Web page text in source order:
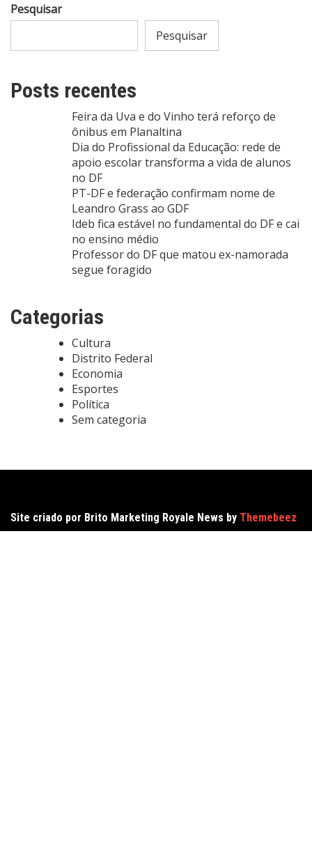
Pesquisar
Pesquisar
Posts recentes
Feira da Uva e do Vinho terá reforço de
ônibus em Planaltina
Dia do Profissional da Educação: rede de
apoio escolar transforma a vida de alunos
no DF
PT-DF e federação confirmam nome de
Leandro Grass ao GDF
Ideb fica estável no fundamental do DF e cai
no ensino médio
Professor do DF que matou ex-namorada
segue foragido
Categorias
Cultura
Distrito Federal
Economia
Esportes
Política
Sem categoria
Site criado por Brito Marketing Royale News by Themebeez